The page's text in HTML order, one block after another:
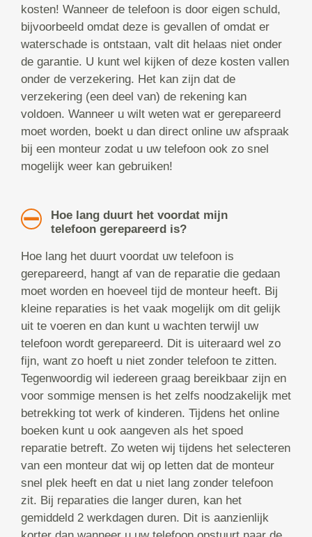
kosten! Wanneer de telefoon is door eigen schuld,
bijvoorbeeld omdat deze is gevallen of omdat er
waterschade is ontstaan, valt dit helaas niet onder
de garantie. U kunt wel kijken of deze kosten vallen
onder de verzekering. Het kan zijn dat de
verzekering (een deel van) de rekening kan
voldoen. Wanneer u wilt weten wat er gerepareerd
moet worden, boekt u dan direct online uw afspraak
bij een monteur zodat u uw telefoon ook zo snel
mogelijk weer kan gebruiken!
Hoe lang duurt het voordat mijn
telefoon gerepareerd is?
Hoe lang het duurt voordat uw telefoon is
gerepareerd, hangt af van de reparatie die gedaan
moet worden en hoeveel tijd de monteur heeft. Bij
kleine reparaties is het vaak mogelijk om dit gelijk
uit te voeren en dan kunt u wachten terwijl uw
telefoon wordt gerepareerd. Dit is uiteraard wel zo
fijn, want zo hoeft u niet zonder telefoon te zitten.
Tegenwoordig wil iedereen graag bereikbaar zijn en
voor sommige mensen is het zelfs noodzakelijk met
betrekking tot werk of kinderen. Tijdens het online
boeken kunt u ook aangeven als het spoed
reparatie betreft. Zo weten wij tijdens het selecteren
van een monteur dat wij op letten dat de monteur
snel plek heeft en dat u niet lang zonder telefoon
zit. Bij reparaties die langer duren, kan het
gemiddeld 2 werkdagen duren. Dit is aanzienlijk